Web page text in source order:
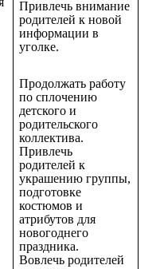
Привлечь внимание
родителей к новой
информации в
уголке.
Продолжать работу
по сплочению
детского и
родительского
коллектива.
Привлечь
родителей к
украшению группы,
подготовке
костюмов и
атрибутов для
новогоднего
праздника.
Вовлечь родителей